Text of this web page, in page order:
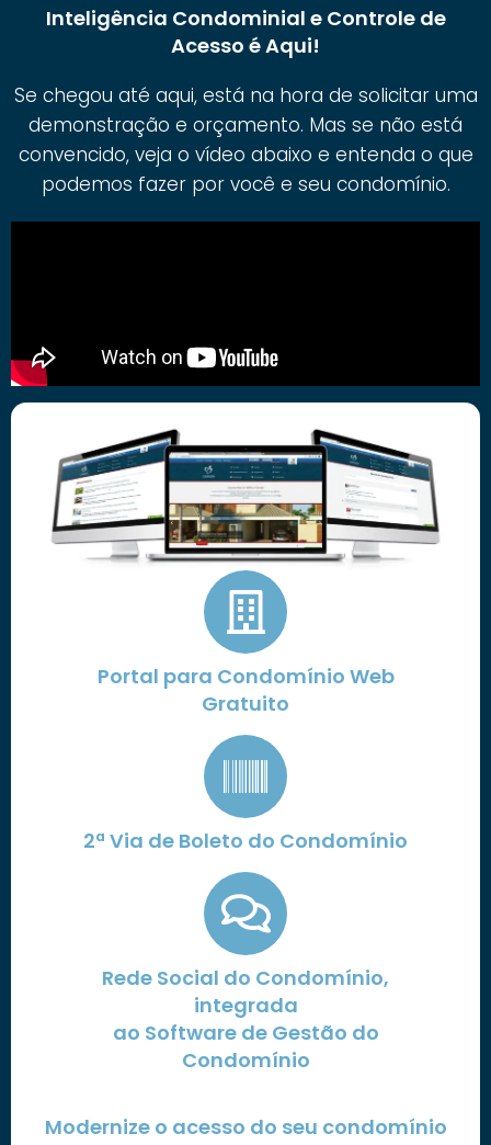
Inteligência Condominial e Controle de
Acesso é Aqui!
Se chegou até aqui, está na hora de solicitar uma
demonstração e orçamento. Mas se não está
convencido, veja o vídeo abaixo e entenda o que
podemos fazer por você e seu condomínio.
Portal para Condomínio Web
Gratuito
2ª Via de Boleto do Condomínio
Rede Social do Condomínio,
integrada
ao Software de Gestão do
Condomínio
Modernize o acesso do seu condomínio